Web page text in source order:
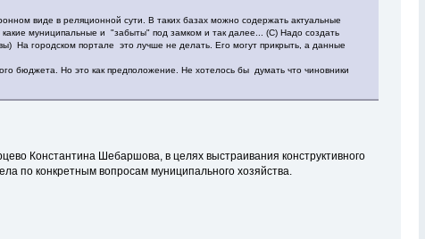
виде в реляционной сути. В таких базах можно содержать актуальные
муниципальные и "забыты" под замком и так далее... (С) Надо создать
На городском портале это лучше не делать. Его могут прикрыть, а данные
бюджета. Но это как предположение. Не хотелось бы думать что чиновники
Константина Шебаршова, в целях выстраивания конструктивного
по конкретным вопросам муниципального хозяйства.